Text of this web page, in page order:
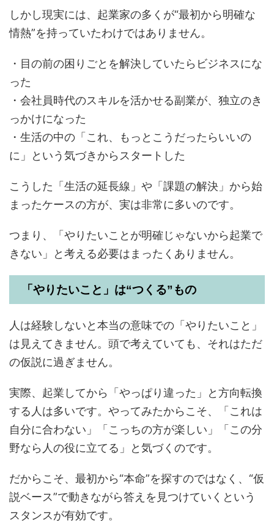
しかし現実には、起業家の多くが“最初から明確な
情熱”を持っていたわけではありません。
・目の前の困りごとを解決していたらビジネスにな
った
・会社員時代のスキルを活かせる副業が、独立のき
っかけになった
・生活の中の「これ、もっとこうだったらいいの
に」という気づきからスタートした
こうした「生活の延長線」や「課題の解決」から始
まったケースの方が、実は非常に多いのです。
つまり、「やりたいことが明確じゃないから起業で
きない」と考える必要はまったくありません。
「やりたいこと」は“つくる”もの
人は経験しないと本当の意味での「やりたいこと」
は見えてきません。頭で考えていても、それはただ
の仮説に過ぎません。
実際、起業してから「やっぱり違った」と方向転換
する人は多いです。やってみたからこそ、「これは
自分に合わない」「こっちの方が楽しい」「この分
野なら人の役に立てる」と気づくのです。
だからこそ、最初から“本命”を探すのではなく、“仮
説ベース”で動きながら答えを見つけていくという
スタンスが有効です。